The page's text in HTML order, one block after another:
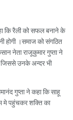
कि रैली को सफल बनाने के
होगी ।समाज को संगठित
नेता राजूकुमार गुप्ता ने
जिससे उनके अन्दर भी
गुप्ता ने कहा कि साहू
मे पहुंचकर शक्ति का